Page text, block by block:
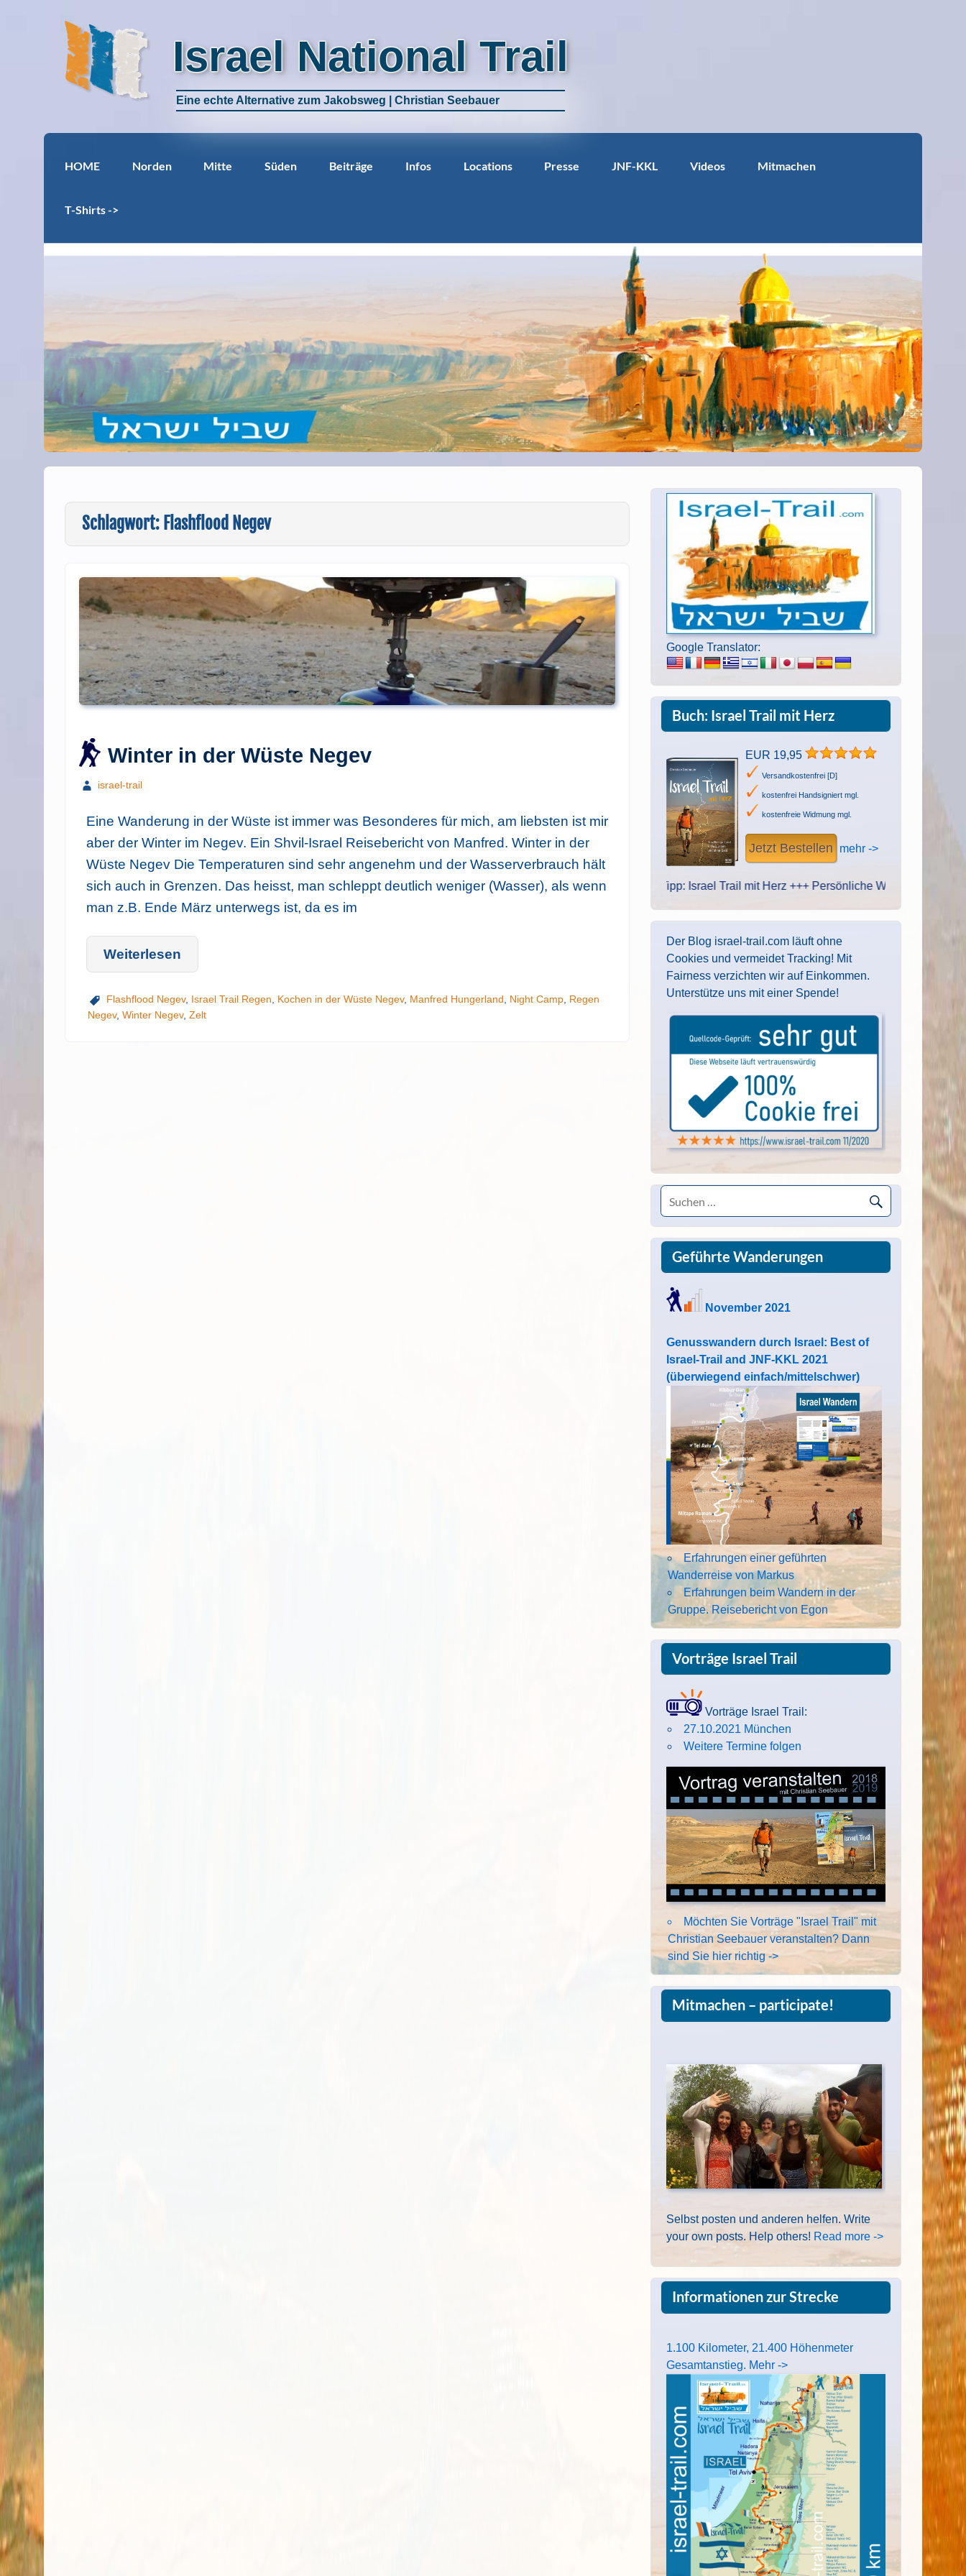
Israel National Trail
Eine echte Alternative zum Jakobsweg | Christian Seebauer
HOME Norden Mitte Süden Beiträge Infos Locations Presse JNF-KKL Videos Mitmachen
T-Shirts ->
Schlagwort: Flashflood Negev
Winter in der Wüste Negev
israel-trail
Eine Wanderung in der Wüste ist immer was Besonderes für mich, am liebsten ist mir
aber der Winter im Negev. Ein Shvil-Israel Reisebericht von Manfred. Winter in der
Wüste Negev Die Temperaturen sind sehr angenehm und der Wasserverbrauch hält
sich auch in Grenzen. Das heisst, man schleppt deutlich weniger (Wasser), als wenn
man z.B. Ende März unterwegs ist, da es im
Weiterlesen
Flashflood Negev, Israel Trail Regen Kochen in der Wüste Negev, Manfred Hungerland Night Camp, Regen
Negev, Winter Negev, Zelt
Google Translator:
Buch: Israel Trail mit Herz
EUR 19,95
Versandkostenfrei [D]
kostenfrei Handsigniert mgl.
kostenfreie Widmung mgl.
Jetzt Bestellen mehr ->
Tipp: Israel Trail mit Herz +++ Persönliche Widmung des Autors.
Der Blog israel-trail.com läuft ohne
Cookies und vermeidet Tracking! Mit
Fairness verzichten wir auf Einkommen.
Unterstütze uns mit einer Spende!
Geführte Wanderungen
November 2021
Genusswandern durch Israel: Best of
Israel-Trail and JNF-KKL 2021
(überwiegend einfach/mittelschwer)
Erfahrungen einer geführten
Wanderreise von Markus
Erfahrungen beim Wandern in der
Gruppe. Reisebericht von Egon
Vorträge Israel Trail
Vorträge Israel Trail:
27.10.2021 München
Weitere Termine folgen
Möchten Sie Vorträge "Israel Trail" mit
Christian Seebauer veranstalten? Dann
sind Sie hier richtig ->
Mitmachen – participate!
Selbst posten und anderen helfen. Write
your own posts. Help others! Read more ->
Informationen zur Strecke
1.100 Kilometer, 21.400 Höhenmeter
Gesamtanstieg. Mehr ->